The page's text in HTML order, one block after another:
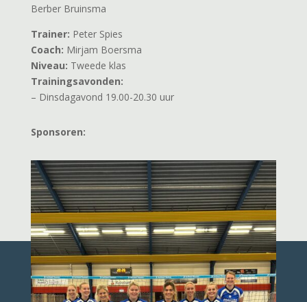
Berber Bruinsma
Trainer: Peter Spies
Coach: Mirjam Boersma
Niveau: Tweede klas
Trainingsavonden:
– Dinsdagavond 19.00-20.30 uur
Sponsoren: